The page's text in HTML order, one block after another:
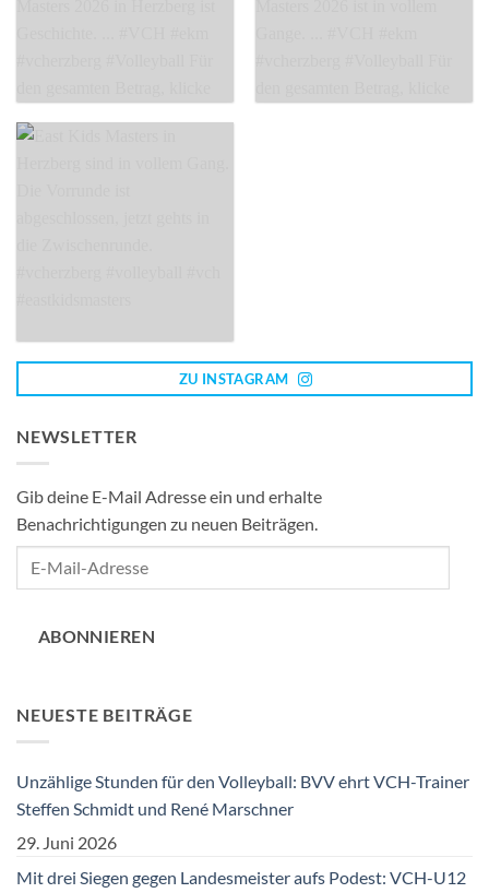
ZU INSTAGRAM
NEWSLETTER
Gib deine E-Mail Adresse ein und erhalte
Benachrichtigungen zu neuen Beiträgen.
ABONNIEREN
NEUESTE BEITRÄGE
Unzählige Stunden für den Volleyball: BVV ehrt VCH-Trainer
Steffen Schmidt und René Marschner
29. Juni 2026
Mit drei Siegen gegen Landesmeister aufs Podest: VCH-U12